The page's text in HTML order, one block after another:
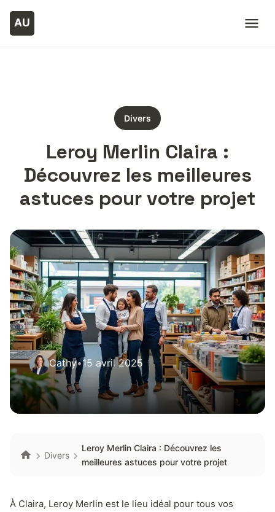
Divers
Leroy Merlin Claira :
Découvrez les meilleures
astuces pour votre projet
Cathy•15 avril 2025
Divers
Leroy Merlin Claira : Découvrez les
meilleures astuces pour votre projet
À Claira, Leroy Merlin est le lieu idéal pour tous vos